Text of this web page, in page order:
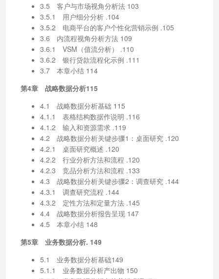
3.5 客户与市场视角分析法 103
3.5.1 用户细分分析 .104
3.5.2 电商平台的客户个性化营销示例 .105
3.6 内流程视角分析方法 109
3.6.1 VSM（值流分析） .110
3.6.2 银行贷款流程化示例 .111
3.7 本章小结 114
第4章 战略数据分析115
4.1 战略数据分析基础 115
4.1.1 表格结构数据作说明 .116
4.1.2 输入和资源需求 .119
4.2 战略数据分析关键步骤1：桌面研究 .120
4.2.1 桌面研究概述 .120
4.2.2 行业分析方法和流程 .120
4.2.3 竞品分析方法和流程 .133
4.3 战略数据分析关键步骤2：调查研究 .144
4.3.1 调查研究流程 .144
4.3.2 定性方法和定量方法 .145
4.4 战略数据分析报告呈现 147
4.5 本章小结 148
第5章 业务数据分析. 149
5.1 业务数据分析基础149
5.1.1 业务数据分析产出物 150